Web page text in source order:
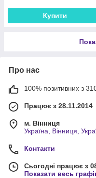
Купити
Про нас
100% позитивних з 310
Працює з 28.11.2014
м. Вінниця
Україна, Вінниця,
Контакти
Сьогодні працює з
Показати весь